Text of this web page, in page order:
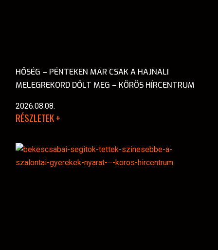
HŐSÉG – PÉNTEKEN MÁR CSAK A HAJNALI
MELEGREKORD DŐLT MEG – KÖRÖS HÍRCENTRUM
2026.08.08.
RÉSZLETEK +